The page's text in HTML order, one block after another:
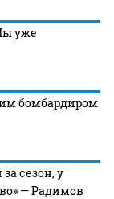
уже
бомбардиром
сезон, у
— Радимов